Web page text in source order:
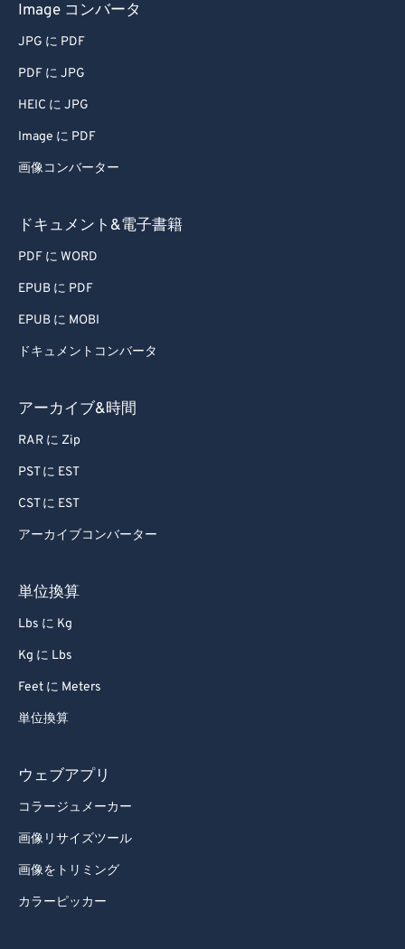
Image コンバータ
JPG に PDF
PDF に JPG
HEIC に JPG
Image に PDF
画像コンバーター
ドキュメント&電子書籍
PDF に WORD
EPUB に PDF
EPUB に MOBI
ドキュメントコンバータ
アーカイブ&時間
RAR に Zip
PST に EST
CST に EST
アーカイブコンバーター
単位換算
Lbs に Kg
Kg に Lbs
Feet に Meters
単位換算
ウェブアプリ
コラージュメーカー
画像リサイズツール
画像をトリミング
カラーピッカー